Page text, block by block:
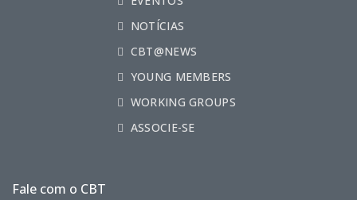
NOTÍCIAS
CBT@NEWS
YOUNG MEMBERS
WORKING GROUPS
ASSOCIE-SE
Fale com o CBT